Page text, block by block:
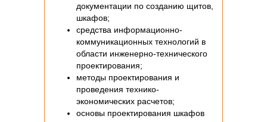
документации по созданию щитов,
шкафов;
средства информационно-
коммуникационных технологий в
области инженерно-технического
проектирования;
методы проектирования и
проведения технико-
экономических расчетов;
основы проектирования шкафов